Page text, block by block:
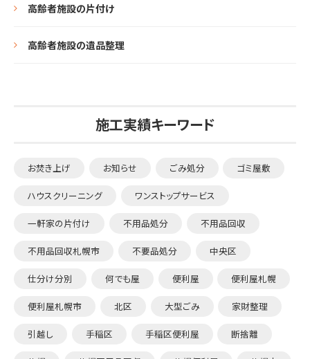
高齢者施設の片付け
高齢者施設の遺品整理
施工実績キーワード
お焚き上げ お知らせ ごみ処分 ゴミ屋敷
ハウスクリーニング ワンストップサービス
一軒家の片付け 不用品処分 不用品回収
不用品回収札幌市 不要品処分 中央区
仕分け分別 何でも屋 便利屋 便利屋札幌
便利屋札幌市 北区 大型ごみ 家財整理
引越し 手稲区 手稲区便利屋 断捨離